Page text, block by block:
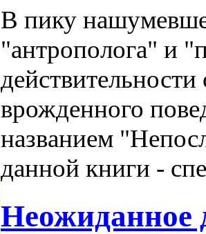
В пику
"антрополога" и
врожденного
названием
данной книги -
Неожиданное